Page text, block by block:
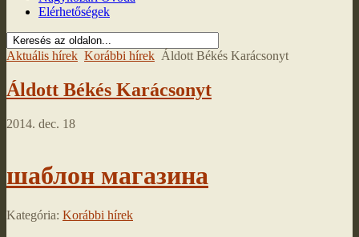
Elérhetőségek
Aktuális hírek Korábbi hírek Áldott Békés Karácsonyt
Áldott Békés Karácsonyt
2014. dec. 18
шаблон магазина
Kategória: Korábbi hírek